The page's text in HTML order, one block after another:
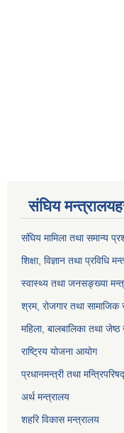
स‌ंघिय
स‌ंघिय मामिला तथा समान्य
शिक्षा, विज्ञान तथा प्रविधि
स्वास्थ्य तथा जनसङ्ख्या
श्रम, रोजगार तथा सामाजिक
महिला, बालबालिका तथा जेष्ठ
राष्ट्रिय योजना आयोग
प्रधानमन्त्री तथा
अर्थ मन्त्रालय
शहरि विकास मन्त्रालय